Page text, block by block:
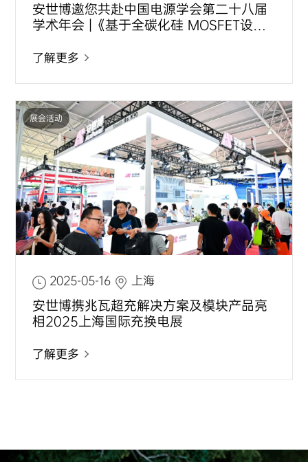
安世博邀您共赴中国电源学会第二十八届
学术年会 |《基于全碳化硅 MOSFET设计
了解更多
展会活动
2025-05-16 上海
安世博携兆瓦超充解决方案及模块产品亮
相2025上海国际充换电展
了解更多